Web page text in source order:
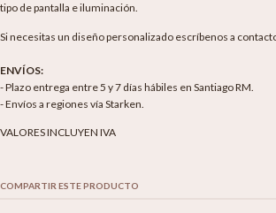
tipo de pantalla e iluminación.
Si necesitas un diseño personalizado escríbenos a
ENVÍOS:
- Plazo entrega entre 5 y 7 días hábiles en Santiago RM.
- Envíos a regiones vía Starken.
VALORES INCLUYEN IVA
COMPARTIR ESTE PRODUCTO